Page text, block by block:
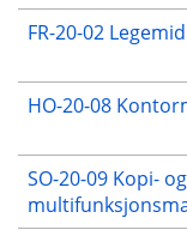
FR-20-02
HO-20-08
SO-20-09 Kopi- og